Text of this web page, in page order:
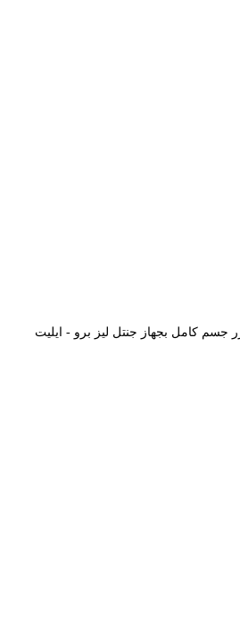
كامل بجهاز جنتل ليز برو - ايليت